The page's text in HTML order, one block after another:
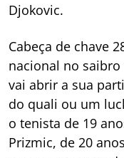
Djokovic.
Cabeça de chave
nacional no
vai abrir a sua
do quali ou um
o tenista de 19
Prizmic, de 20